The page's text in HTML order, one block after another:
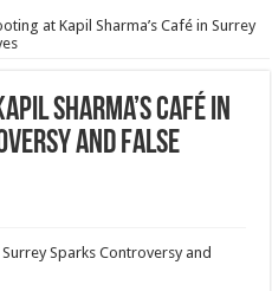
at Kapil Sharma’s Café in Surrey
Sharma’s Café in
and False
Sparks Controversy and